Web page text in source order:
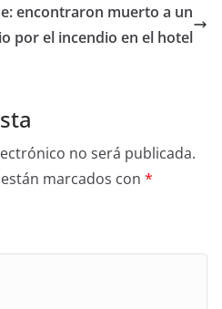
encontraron muerto a un
por el incendio en el hotel
no será publicada.
marcados con *